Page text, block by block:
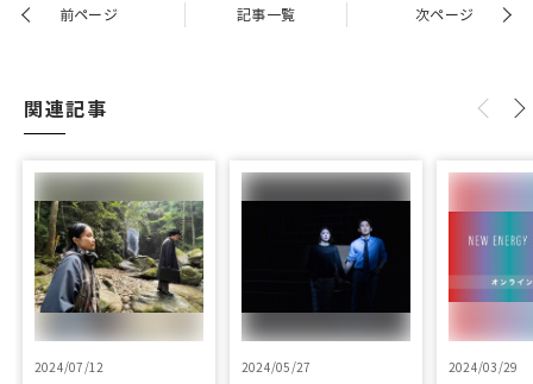
前ページ 記事一覧 次ページ
関連記事
2024/07/12 2024/05/27 2024/03/29